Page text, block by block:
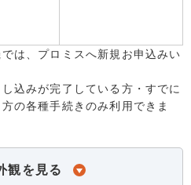
は、プロミスへ新規お申込みい
込みが完了している方・すでに
の各種手続きのみ利用できま
観を見る